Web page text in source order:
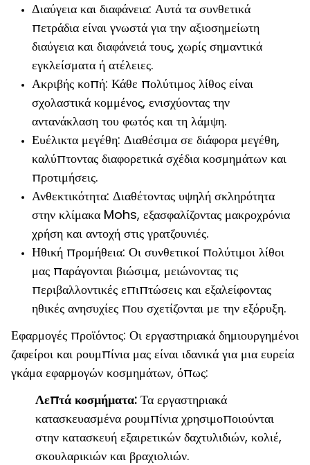
Διαύγεια και διαφάνεια: Αυτά τα συνθετικά
πετράδια είναι γνωστά για την αξιοσημείωτη
διαύγεια και διαφάνειά τους, χωρίς σημαντικά
εγκλείσματα ή ατέλειες.
Ακριβής κοπή: Κάθε πολύτιμος λίθος είναι
σχολαστικά κομμένος, ενισχύοντας την
αντανάκλαση του φωτός και τη λάμψη.
Ευέλικτα μεγέθη: Διαθέσιμα σε διάφορα μεγέθη,
καλύπτοντας διαφορετικά σχέδια κοσμημάτων και
προτιμήσεις.
Ανθεκτικότητα: Διαθέτοντας υψηλή σκληρότητα
στην κλίμακα Mohs, εξασφαλίζοντας μακροχρόνια
χρήση και αντοχή στις γρατζουνιές.
Ηθική προμήθεια: Οι συνθετικοί πολύτιμοι λίθοι
μας παράγονται βιώσιμα, μειώνοντας τις
περιβαλλοντικές επιπτώσεις και εξαλείφοντας
ηθικές ανησυχίες που σχετίζονται με την εξόρυξη.
Εφαρμογές προϊόντος: Οι εργαστηριακά δημιουργημένοι
ζαφείροι και ρουμπίνια μας είναι ιδανικά για μια ευρεία
γκάμα εφαρμογών κοσμημάτων, όπως:
Λεπτά κοσμήματα:Τα εργαστηριακά
κατασκευασμένα ρουμπίνια χρησιμοποιούνται
στην κατασκευή εξαιρετικών δαχτυλιδιών, κολιέ,
σκουλαρικιών και βραχιολιών.